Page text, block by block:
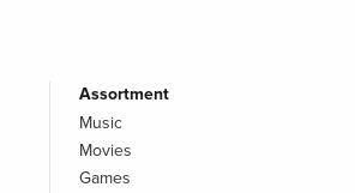
Assortment
Music
Movies
Games